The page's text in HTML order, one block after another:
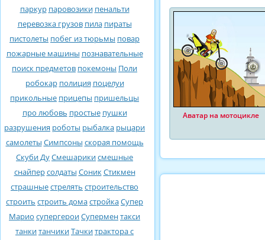
паркур паровозики пенальти
перевозка грузов пила пираты
пистолеты побег из тюрьмы повар
пожарные машины познавательные
поиск предметов покемоны Поли
робокар полиция поцелуи
прикольные прицепы пришельцы
про любовь простые пушки
разрушения роботы рыбалка рыцари
самолеты Симпсоны скорая помощь
Скуби ДуСмешарикисмешные
снайперсолдаты СоникСтикмен
страшныестрелять строительство
строить строить домастройкаСупер
Марио супергероиСуперментакси
танкитанчикиТачкитрактора с
Аватар на мотоцикле